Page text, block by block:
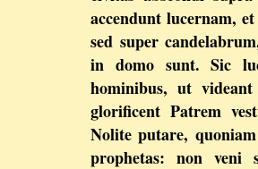
accendunt lucernam,
sed super
in domo sunt. Sic
hominibus, ut
glorificent Patrem
Nolite putare,
prophetas: non veni